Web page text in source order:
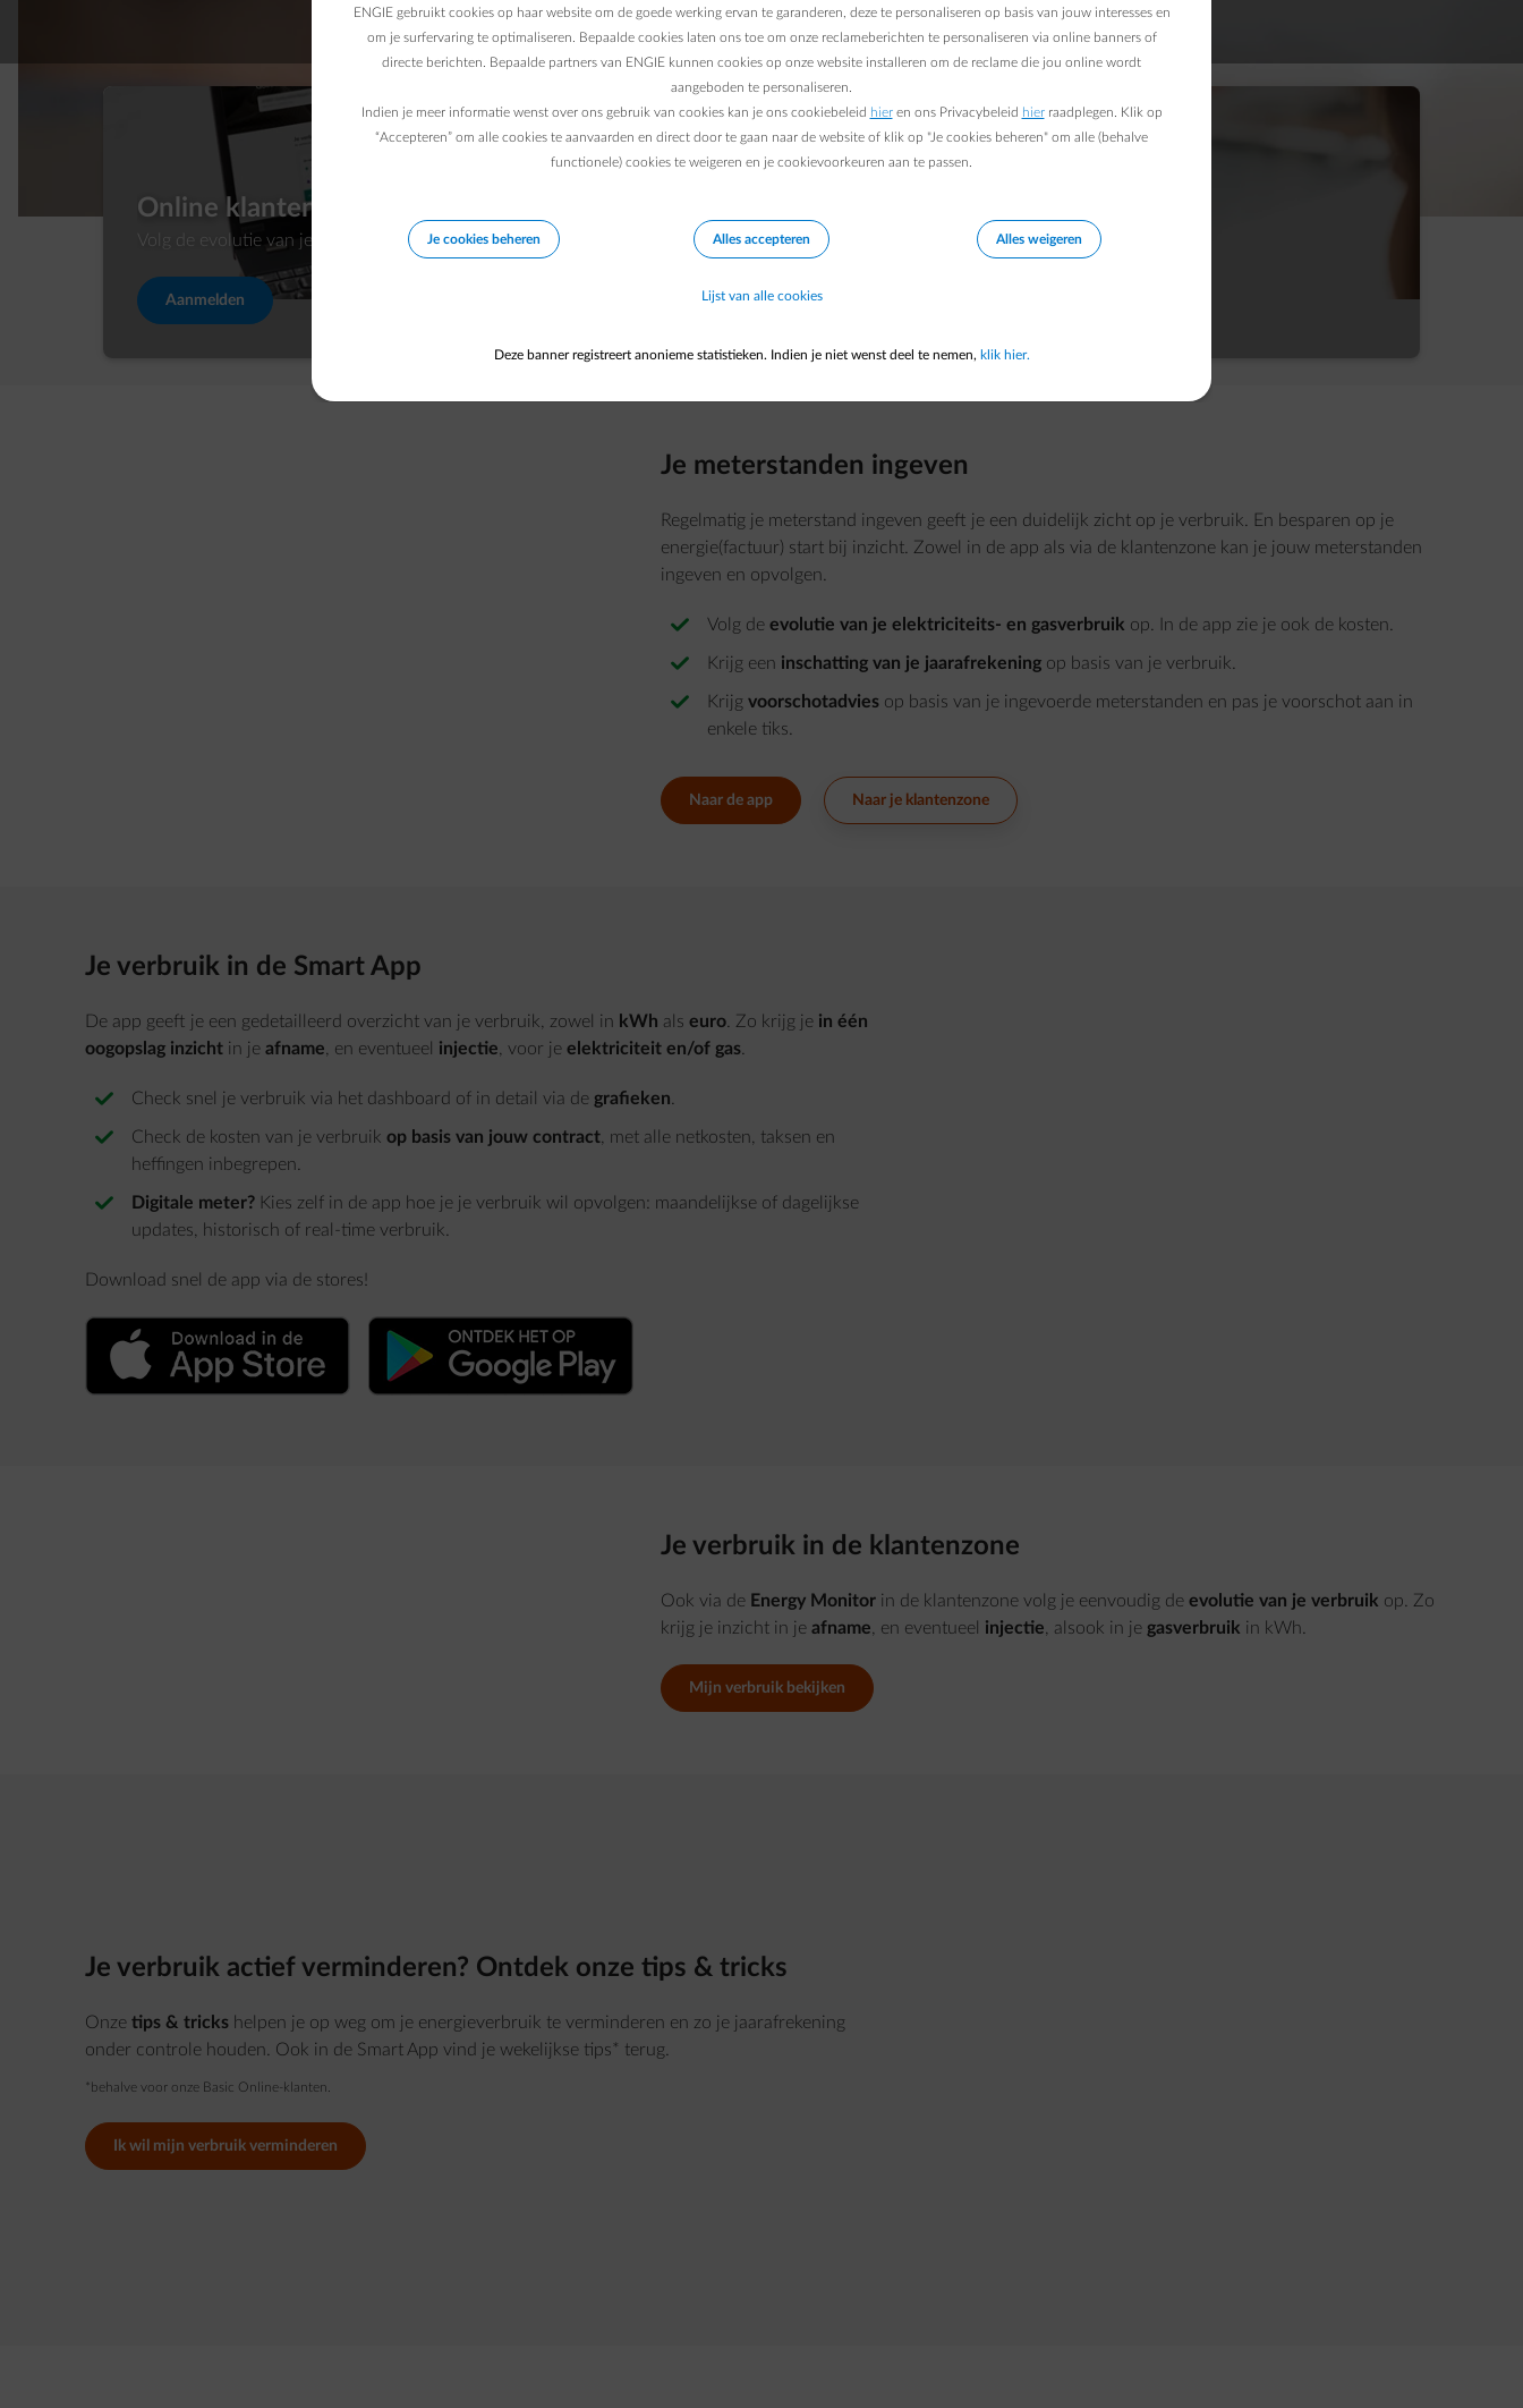
Show more details
Online klantenzone
Volg de evolutie van je verbruik op.
Aanmelden
Show more details
Check in één oogopslag je verbruik en kosten.
Je meterstanden ingeven
Regelmatig je meterstand ingeven geeft je een duidelijk zicht op je verbruik. En besparen op je
energie(factuur) start bij inzicht. Zowel in de app als via de klantenzone kan je jouw meterstanden
ingeven en opvolgen.
Volg de evolutie van je elektriciteits- en gasverbruik op. In de app zie je ook de kosten.
Krijg een inschatting van je jaarafrekeningop basis van je verbruik.
Krijg voorschotadviesop basis van je ingevoerde meterstanden en pas je voorschot aan in
enkele tiks.
Naar de app Naar je klantenzone
Je verbruik in de Smart App
De app geeft je een gedetailleerd overzicht van je verbruik, zowel in kWh als euro . Zo krijg je in één
oogopslag inzicht in je afname , en eventueel injectie , voor je elektriciteit en/of gas
Check snel je verbruik via het dashboard of in detail via de grafieken
Check de kosten van je verbruik op basis van jouw contract , met alle netkosten, taksen en
heffingen inbegrepen.
Digitale meter? Kies zelf in de app hoe je je verbruik wil opvolgen: maandelijkse of dagelijkse
updates, historisch of real-time verbruik.
Download snel de app via de stores!
Je verbruik in de klantenzone
Ook via de Energy Monitorin de klantenzone volg je eenvoudig de evolutie van je verbruik op. Zo
krijg je inzicht in je afname , en eventueel injectie , alsook in je gasverbruik in kWh.
Mijn verbruik bekijken
Je verbruik actief verminderen? Ontdek onze tips & tricks
Onze tips & tricks helpen je op weg om je energieverbruik te verminderen en zo je jaarafrekening
onder controle houden. Ook in de Smart App vind je wekelijkse tips* terug.
*behalve voor onze Basic Online-klanten.
Ik wil mijn verbruik verminderen
ENGIE gebruikt cookies op haar website om de goede werking ervan te garanderen, deze te personaliseren op basis van jouw interesses en
om je surfervaring te optimaliseren. Bepaalde cookies laten ons toe om onze reclameberichten te personaliseren via online banners of
directe berichten. Bepaalde partners van ENGIE kunnen cookies op onze website installeren om de reclame die jou online wordt
aangeboden te personaliseren.
Indien je meer informatie wenst over ons gebruik van cookies kan je ons cookiebeleid hieren ons Privacybeleid hierraadplegen. Klik op
“Accepteren” om alle cookies te aanvaarden en direct door te gaan naar de website of klik op "Je cookies beheren" om alle (behalve
functionele) cookies te weigeren en je cookievoorkeuren aan te passen.
Je cookies beheren Alles accepteren Alles weigeren
Lijst van alle cookies
Deze banner registreert anonieme statistieken. Indien je niet wenst deel te nemen, klik hier.